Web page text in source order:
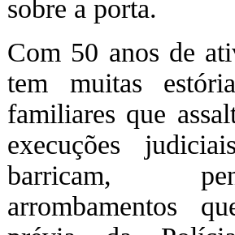
sobre a porta.
Com 50 anos de
tem muitas
familiares que
execuções
barricam,
arrombamentos